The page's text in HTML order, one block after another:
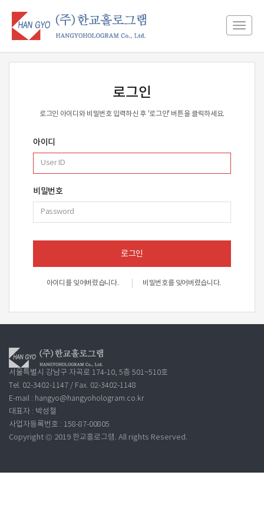
로그인
로그인 아이디와 비밀번호 입력하신 후 '로그인' 버튼을 클릭하세요.
아이디
비밀번호
로그인
아이디를 잊어버렸습니다. 비밀번호를 잊어버렸습니다.
서울특별시 강남구 자곡로 174-10, 5층 501~510호
Tel. 02-3402-1147 / Fax. 02-3402-1148
E-mail : hangyo@hangyohologram.co.kr
대표자 : 박성철
사업자등록번호 : 158-87-00805
Copyright © 2019 한교홀로그램. All rights Reserved.